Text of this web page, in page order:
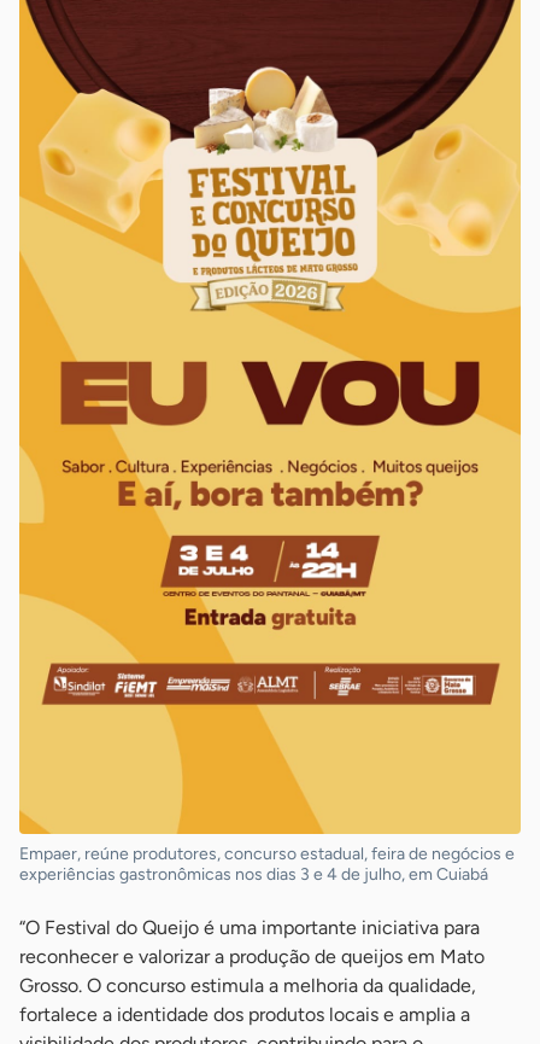
Empaer, reúne produtores, concurso estadual, feira de negócios e
experiências gastronômicas nos dias 3 e 4 de julho, em Cuiabá
“O Festival do Queijo é uma importante iniciativa para
reconhecer e valorizar a produção de queijos em Mato
Grosso. O concurso estimula a melhoria da qualidade,
fortalece a identidade dos produtos locais e amplia a